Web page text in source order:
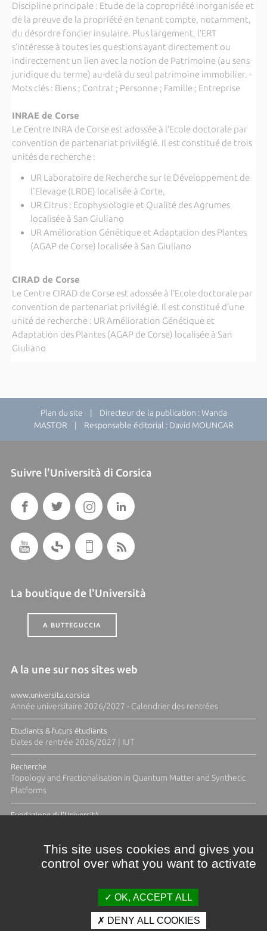
Discipline principale : Etude de la copropriété inorganisée et
de la preuve de la propriété en tenant compte, notamment,
du désordre foncier insulaire. Plus largement, l’ERT
s’intéresse à toutes les questions ayant directement ou
indirectement un lien avec la notion de Patrimoine (au sens
juridique du terme) au-delà du seul patrimoine immobilier. -
Mots clés : Biens ; Contrat ; Personne ; Famille ; Entreprise
INRAE de Corse
Le Centre INRA de Corse est adossée à l’Ecole doctorale par
convention de partenariat privilégié. Il est constitué de trois
unités de recherche :
UR Laboratoire de Recherche sur le Développement de
l'Elevage (LRDE) localisée à Corte,
UR Citrus : Ecophysiologie et Qualité des Agrumes
localisée à San Giuliano
UR Amélioration Génétique et Adaptation des Plantes
(AGAP de Corse) localisée à San Giuliano
CIRAD de Corse
Le Centre CIRAD de Corse est adossée à l’Ecole doctorale par
convention de partenariat privilégié. Il est constitué d’une
unité de recherche : UR Amélioration Génétique et
Adaptation des Plantes (AGAP de Corse) localisée à San
Giuliano
Plan du site | Directeur de la publication : Wanda
MASTOR | Responsable éditorial : David MOUNGAR
Suivre l'Università di Corsica
La boutique de l'Università
A BUTTEGUCCIA
A la une sur nos sites web
www.universita.corsica
Année universitaire 2026/2027 - Calendrier des rentrées
Etudiants & futurs étudiants
Dates de rentrée 2026/2027 | IUT
Recherche
Topology and Fractionalisation in Quantum Matter and Synthetic
Platforms
Fundazione di l'Università
This site uses cookies and gives you
control over what you want to activate
OK, ACCEPT ALL
DENY ALL COOKIES